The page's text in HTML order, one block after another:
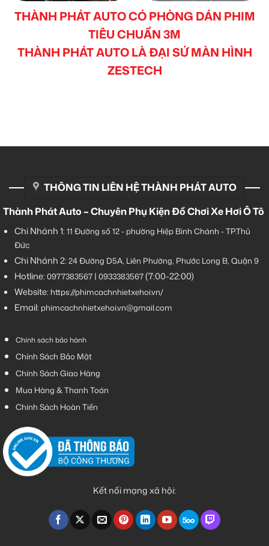
THÀNH PHÁT AUTO CÓ PHÒNG DÁN PHIM
TIÊU CHUẨN 3M
THÀNH PHÁT AUTO LÀ ĐẠI SỨ MÀN HÌNH
ZESTECH
THÔNG TIN LIÊN HỆ THÀNH PHÁT AUTO
Thành Phát Auto – Chuyên Phụ Kiện Đồ Chơi Xe Hơi Ô Tô
Chi Nhánh 1: 11 Đường số 12 - phường Hiệp Bình Chánh - TP.Thủ
Đức
Chi Nhánh 2: 24 Đường D5A, Liên Phường, Phước Long B, Quận 9
Hotline: 0977383567| 0933383567(7:00-22:00)
Website: https://phimcachnhietxehoi.vn/
Email: phimcachnhietxehoi.vn@gmail.com
Chính sách bảo hành
Chính Sách Bảo Mật
Chính Sách Giao Hàng
Mua Hàng & Thanh Toán
Chính Sách Hoàn Tiền
Kết nối mạng xã hội: